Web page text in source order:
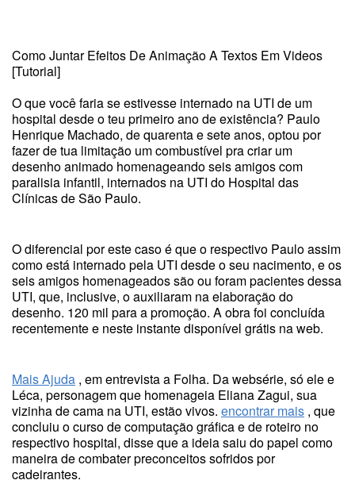
Como Juntar Efeitos De Animação A Textos Em Videos
[Tutorial]
O que você faria se estivesse internado na UTI de um
hospital desde o teu primeiro ano de existência? Paulo
Henrique Machado, de quarenta e sete anos, optou por
fazer de tua limitação um combustível pra criar um
desenho animado homenageando seis amigos com
paralisia infantil, internados na UTI do Hospital das
Clínicas de São Paulo.
O diferencial por este caso é que o respectivo Paulo assim
como está internado pela UTI desde o seu nacimento, e os
seis amigos homenageados são ou foram pacientes dessa
UTI, que, inclusive, o auxiliaram na elaboração do
desenho. 120 mil para a promoção. A obra foi concluída
recentemente e neste instante disponível grátis na web.
Mais Ajuda , em entrevista a Folha. Da websérie, só ele e
Léca, personagem que homenageia Eliana Zagui, sua
vizinha de cama na UTI, estão vivos. encontrar mais , que
concluiu o curso de computação gráfica e de roteiro no
respectivo hospital, disse que a ideia saiu do papel como
maneira de combater preconceitos sofridos por
cadeirantes.